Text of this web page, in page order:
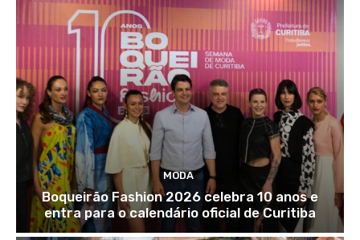
MODA
Boqueirão Fashion 2026 celebra 10 anos e
entra para o calendário oficial de Curitiba